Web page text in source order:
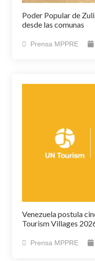
Poder Popular de
desde las comunas
Prensa MPPRE
Venezuela postula
Tourism Villages
Prensa MPPRE